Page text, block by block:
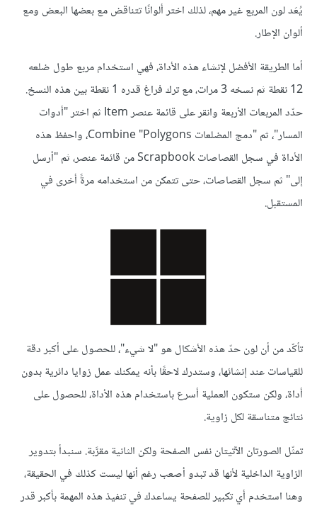
يُعَد لون المربع غير مهم، لذلك اختر ألوانًا تتناقض مع بعضها البعض ومع
ألوان الإطار.
أما الطريقة الأفضل لإنشاء هذه الأداة، فهي استخدام مربع طول ضلعه
12 نقطة ثم نسخه 3 مرات، مع ترك فراغ قدره 1 نقطة بين هذه النسخ.
حدّد المربعات الأربعة وانقر على قائمة عنصر Item ثم اختر "أدوات
المسار"، ثم "دمج المضلعات Combine "Polygons، واحفظ هذه
الأداة في سجل القصاصات Scrapbook من قائمة عنصر، ثم "أرسل
إلى" ثم سجل القصاصات، حتى تتمكن من استخدامه مرةً أخرى في
المستقبل.
تأكّد من أن لون حدّ هذه الأشكال هو "لا شيء"، للحصول على أكبر دقة
للقياسات عند إنشائها، وستدرك لاحقًا بأنه يمكنك عمل زوايا دائرية بدون
أداة، ولكن ستكون العملية أسرع باستخدام هذه الأداة، للحصول على
نتائج متناسقة لكل زاوية.
تمثّل الصورتان الآتيتان نفس الصفحة ولكن الثانية مقرَّبة. سنبدأ بتدوير
الزاوية الداخلية لأنها قد تبدو أصعب رغم أنها ليست كذلك في الحقيقة،
وهنا استخدم أي تكبير للصفحة يساعدك في تنفيذ هذه المهمة بأكبر قدر